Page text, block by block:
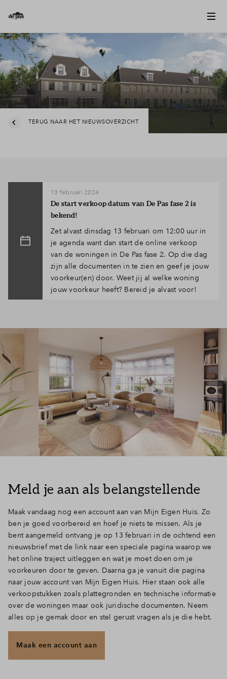
TERUG NAAR HET NIEUWSOVERZICHT
13 februari 2024
De start verkoop datum van De Pas fase 2 is
bekend!
Zet alvast dinsdag 13 februari om 12:00 uur in
je agenda want dan start de online verkoop
van de woningen in De Pas fase 2. Op die dag
zijn alle documenten in te zien en geef je jouw
voorkeur(en) door. Weet jij al welke woning
jouw voorkeur heeft? Bereid je alvast voor!
Meld je aan als belangstellende
Maak vandaag nog een account aan van Mijn Eigen Huis. Zo
ben je goed voorbereid en hoef je niets te missen. Als je
bent aangemeld ontvang je op 13 februari in de ochtend een
nieuwsbrief met de link naar een speciale pagina waarop we
het online traject uitleggen en wat je moet doen om je
voorkeuren door te geven. Daarna ga je vanuit die pagina
naar jouw account van Mijn Eigen Huis. Hier staan ook alle
verkoopstukken zoals plattegronden en technische informatie
over de woningen maar ook juridische documenten. Neem
alles op je gemak door en stel gerust vragen als je die hebt.
Maak een account aan